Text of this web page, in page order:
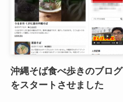
沖縄そば食べ歩きのブログ
をスタートさせました